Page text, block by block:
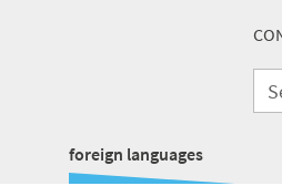
foreign languages